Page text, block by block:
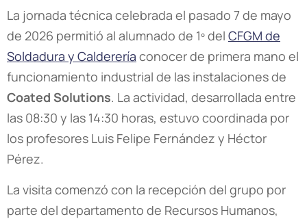
La jornada técnica celebrada el pasado 7 de mayo
de 2026 permitió al alumnado de 1º del CFGM de
Soldadura y Calderería conocer de primera mano el
funcionamiento industrial de las instalaciones de
Coated Solutions. La actividad, desarrollada entre
las 08:30 y las 14:30 horas, estuvo coordinada por
los profesores Luis Felipe Fernández y Héctor
Pérez.
La visita comenzó con la recepción del grupo por
parte del departamento de Recursos Humanos,